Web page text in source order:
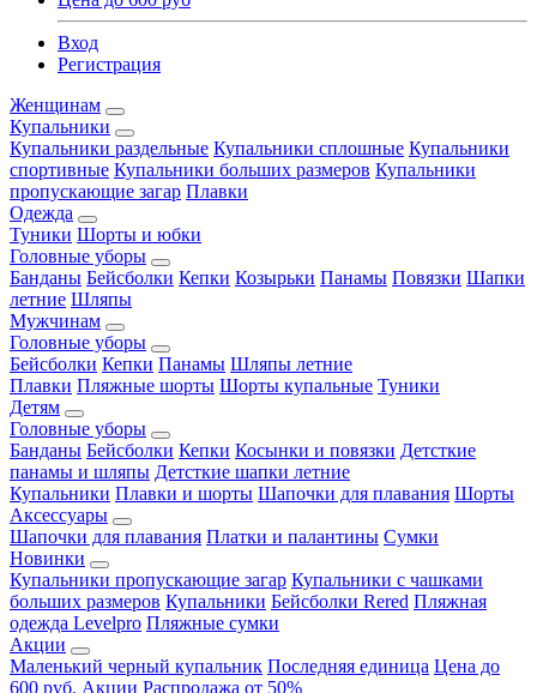
Вход
Регистрация
Женщинам
Купальники
Купальники раздельные Купальники сплошные Купальники
спортивные Купальники больших размеров Купальники
пропускающие загар Плавки
Одежда
Туники Шорты и юбки
Головные уборы
Банданы Бейсболки Кепки Козырьки Панамы Повязки Шапки
летние Шляпы
Мужчинам
Головные уборы
Бейсболки Кепки Панамы Шляпы летние
Плавки Пляжные шорты Шорты купальные Туники
Детям
Головные уборы
Банданы Бейсболки Кепки Косынки и повязки Детсткие
панамы и шляпы Детсткие шапки летние
Купальники Плавки и шорты Шапочки для плавания Шорты
Аксессуары
Шапочки для плавания Платки и палантины Сумки
Новинки
Купальники пропускающие загар Купальники с чашками
больших размеров Купальники Бейсболки Rered Пляжная
одежда Levelpro Пляжные сумки
Акции
Маленький черный купальник Последняя единица Цена до
600 руб. Акции Распродажа от 50%